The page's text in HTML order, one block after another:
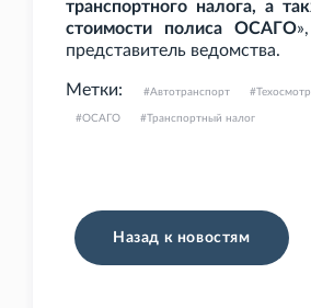
транспортного налога, а
стоимости полиса ОСАГО
представитель ведомства.
Метки: Автотранспорт Техосмотр
ОСАГО Транспортный налог
Назад к новостям